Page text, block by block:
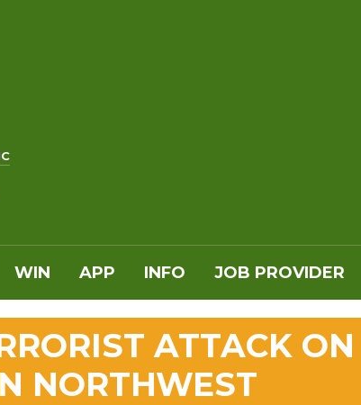
WIN APP INFO JOB PROVIDER
ATTACK ON
NORTHWEST